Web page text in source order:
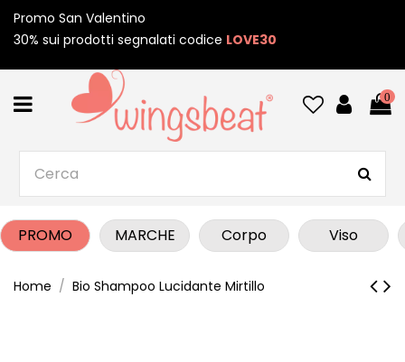
Promo San Valentino
30% sui prodotti segnalati codice LOVE30
0
PROMO MARCHE Corpo Viso
Home Bio Shampoo Lucidante Mirtillo